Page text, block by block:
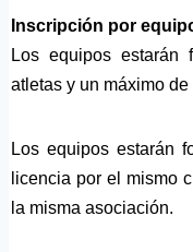
Inscripción por
Los equipos estarán
atletas y un máximo
Los equipos estarán
licencia por el mismo
la misma asociación.